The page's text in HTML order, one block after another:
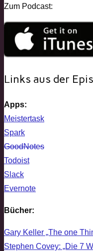
Zum Podcast:
Links aus der
Apps:
Meistertask
Spark
GoodNotes
Todoist
Slack
Evernote
Bücher:
Gary Keller „The one
Stephen Covey: „Die 7